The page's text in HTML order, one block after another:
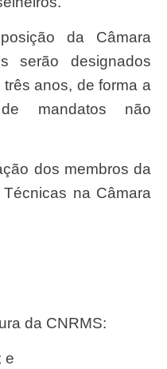
da Câmara
serão designados
anos, de forma a
mandatos não
dos membros da
na Câmara
da CNRMS:
e